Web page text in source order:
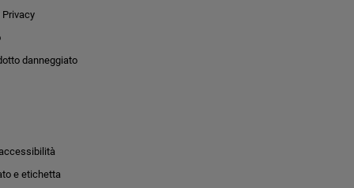
danneggiato
e etichetta